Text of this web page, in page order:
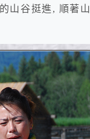
山谷挺進, 順著